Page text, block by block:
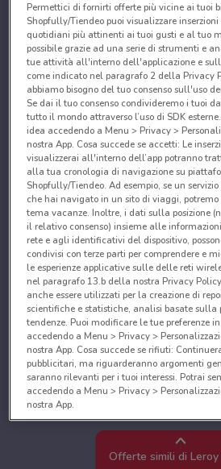
Offerte simili di Leroy
Permettici di fornirti offerte più vicine ai tuoi
Shopfully/Tiendeo puoi visualizzare
quotidiani più attinenti ai tuoi gusti e al tuo
possibile grazie ad una serie di strumenti e
tue attività all'interno dell'applicazione e
come indicato nel paragrafo 2 della Privacy
abbiamo bisogno del tuo consenso sull'uso
Se dai il tuo consenso condivideremo i tuoi
tutto il mondo attraverso l’uso di SDK
idea accedendo a Menu > Privacy >
nostra App. Cosa succede se accetti: Le
visualizzerai all'interno dell’app potranno
alla tua cronologia di navigazione su
Shopfully/Tiendeo. Ad esempio, se un
che hai navigato in un sito di viaggi,
tema vacanze. Inoltre, i dati sulla posizione
il relativo consenso) insieme alle
rete e agli identificativi del dispositivo,
condivisi con terze parti per comprendere e
le esperienze applicative sulle delle reti
nel paragrafo 13.b della nostra Privacy
anche essere utilizzati per la creazione di
scientifiche e statistiche, analisi basate sulla
tendenze. Puoi modificare le tue preferenze
accedendo a Menu > Privacy >
nostra App. Cosa succede se rifiuti:
pubblicitari, ma riguarderanno argomenti
saranno rilevanti per i tuoi interessi. Potrai
accedendo a Menu > Privacy >
nostra App.
Noi e i nostri partner trattiamo i
Utilizzare dati di geolocalizzazione precisi.
caratteristiche del dispositivo ai fini